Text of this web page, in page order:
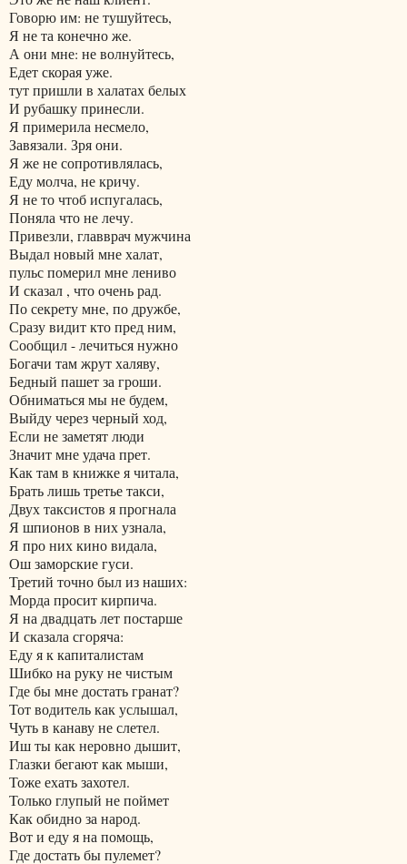
Говорю им: не тушуйтесь,
Я не та конечно же.
А они мне: не волнуйтесь,
Едет скорая уже.
тут пришли в халатах белых
И рубашку принесли.
Я примерила несмело,
Завязали. Зря они.
Я же не сопротивлялась,
Еду молча, не кричу.
Я не то чтоб испугалась,
Поняла что не лечу.
Привезли, главврач мужчина
Выдал новый мне халат,
пульс померил мне лениво
И сказал , что очень рад.
По секрету мне, по дружбе,
Сразу видит кто пред ним,
Сообщил - лечиться нужно
Богачи там жрут халяву,
Бедный пашет за гроши.
Обниматься мы не будем,
Выйду через черный ход,
Если не заметят люди
Значит мне удача прет.
Как там в книжке я читала,
Брать лишь третье такси,
Двух таксистов я прогнала
Я шпионов в них узнала,
Я про них кино видала,
Ош заморские гуси.
Третий точно был из наших:
Морда просит кирпича.
Я на двадцать лет постарше
И сказала сгоряча:
Еду я к капиталистам
Шибко на руку не чистым
Где бы мне достать гранат?
Тот водитель как услышал,
Чуть в канаву не слетел.
Иш ты как неровно дышит,
Глазки бегают как мыши,
Тоже ехать захотел.
Только глупый не поймет
Как обидно за народ.
Вот и еду я на помощь,
Где достать бы пулемет?